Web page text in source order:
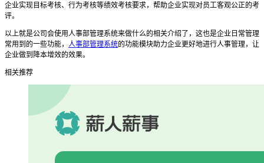
企业实现目标考核、行为考核等绩效考核要求，帮助企业实现对员工客观公正的考
评。
以上就是公司会使用人事部管理系统来做什么的相关介绍了，这也是企业日常管理
常用到的一些功能， 人事部管理系统的功能模块助力企业更好地进行人事管理，让
企业做到降本增效的效果。
相关推荐